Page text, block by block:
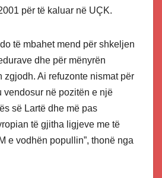
për të kaluar në UÇK.
të mbahet mend për shkeljen
dhe për mënyrën
zgjodh. Ai refuzonte nismat për
vendosur në pozitën e një
së Lartë dhe më pas
të gjitha ligjeve me të
e vodhën popullin”, thonë nga